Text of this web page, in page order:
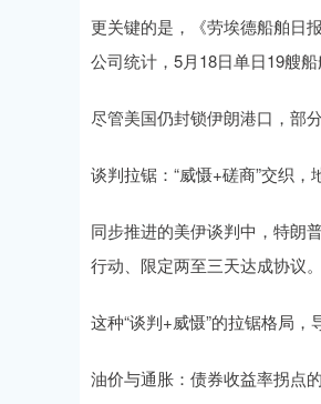
更关键的是，《劳埃德船舶日
公司统计，5月18日单日19艘
尽管美国仍封锁伊朗港口，部
谈判拉锯：“威慑+磋商”交织，
同步推进的美伊谈判中，特朗
行动、限定两至三天达成协议。
这种“谈判+威慑”的拉锯格局
油价与通胀：债券收益率拐点